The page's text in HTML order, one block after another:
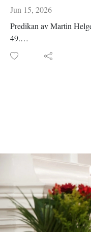
Jun 15, 2026
Predikan av Martin
49.
Inspelad i
Läs mer om